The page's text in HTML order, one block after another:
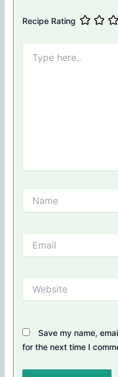
Recipe Rating
here..
Save my name,
for the next time I